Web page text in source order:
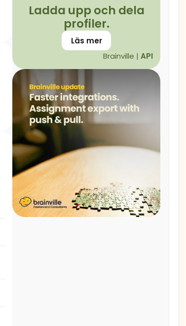
Ladda upp och dela
profiler.
Läs mer
Brainville | API